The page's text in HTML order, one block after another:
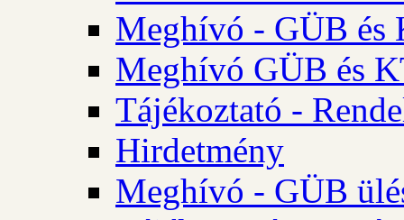
Meghívó - GÜB és
Meghívó GÜB és
Tájékoztató -
Hirdetmény
Meghívó - GÜB